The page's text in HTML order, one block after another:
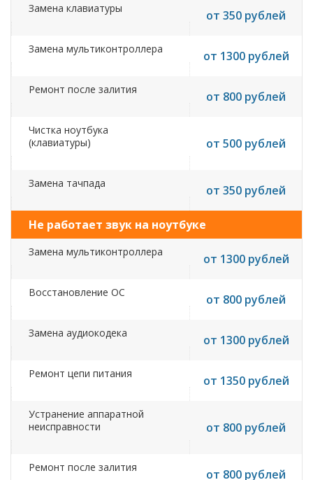
Замена клавиатуры от 350 рублей
Замена мультиконтроллера от 1300 рублей
Ремонт после залития от 800 рублей
Чистка ноутбука
(клавиатуры)
от 500 рублей
Замена тачпада от 350 рублей
Не работает звук на ноутбуке
Замена мультиконтроллера от 1300 рублей
Восстановление ОС от 800 рублей
Замена аудиокодека от 1300 рублей
Ремонт цепи питания от 1350 рублей
Устранение аппаратной
неисправности
от 800 рублей
Ремонт после залития от 800 рублей